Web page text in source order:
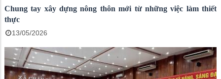
Chung tay xây dựng nông thôn mới từ những việc làm thiết
thực
13/05/2026